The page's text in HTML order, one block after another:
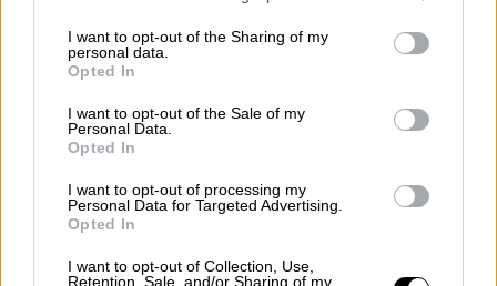
not limited to your visit or usage behaviour. You may click to
grant or deny consent to Google and its third-party tags to
use your data for below specified purposes in below Google
consent section.
I want to opt-out of the Sharing of my
personal data.
Opted In
I want to opt-out of the Sale of my
Personal Data.
Opted In
I want to opt-out of processing my
Personal Data for Targeted Advertising.
Opted In
I want to opt-out of Collection, Use,
Retention, Sale, and/or Sharing of my
και μία εκδήλωση για το Harvard Project,
κατόπιν πρόσκλησης του ΕΚΠΑ. Τα καθαρά
έσοδα για την εταιρεία μου ήταν 2.500
Για τις μομφές που είχε δεχθεί τότε, περί
η μάρτυρας κατέθεσε ότι η
φαρμακοβιομηχανία δεν υπήρξε ποτέ
κορυφαίος χορηγός της εταιρείας της και